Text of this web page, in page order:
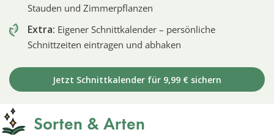
Stauden und Zimmerpflanzen
Extra: Eigener Schnittkalender – persönliche
Schnittzeiten eintragen und abhaken
Jetzt Schnittkalender für 9,99 € sichern
Sorten & Arten